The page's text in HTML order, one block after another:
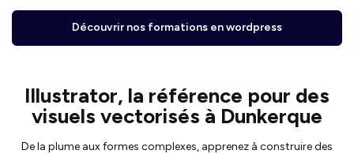
Découvrir nos formations en wordpress
Illustrator, la référence pour des
visuels vectorisés à Dunkerque
De la plume aux formes complexes, apprenez à construire des